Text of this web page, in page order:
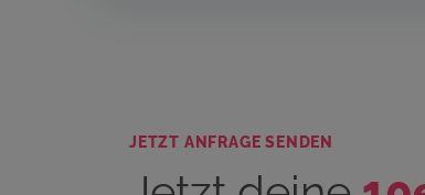
JETZT ANFRAGE SENDEN